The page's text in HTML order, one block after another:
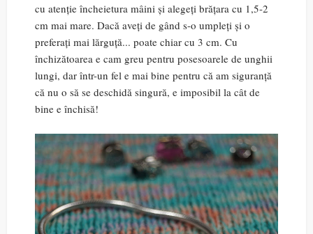
cu atenție încheietura mâini și alegeți brățara cu 1,5-2
cm mai mare. Dacă aveți de gând s-o umpleți și o
preferați mai lărguță... poate chiar cu 3 cm. Cu
închizătoarea e cam greu pentru posesoarele de unghii
lungi, dar într-un fel e mai bine pentru că am siguranță
că nu o să se deschidă singură, e imposibil la cât de
bine e închisă!